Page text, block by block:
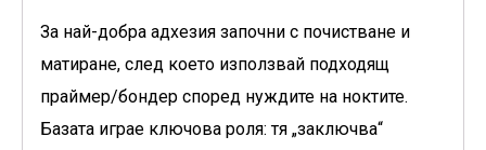
За най-добра адхезия започни с почистване и
матиране, след което използвай подходящ
праймер/бондер според нуждите на ноктите.
Базата играе ключова роля: тя „заключва“